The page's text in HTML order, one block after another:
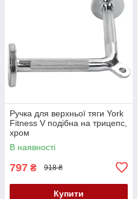
Ручка для верхньої тяги York
Fitness V подібна на трицепс,
хром
В наявності
797 ₴ 918 ₴
Купити